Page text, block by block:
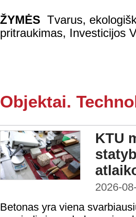
ŽYMĖS Tvarus,
pritraukimas, Investicijos
Objektai.
KTU
2026-
Betonas yra viena